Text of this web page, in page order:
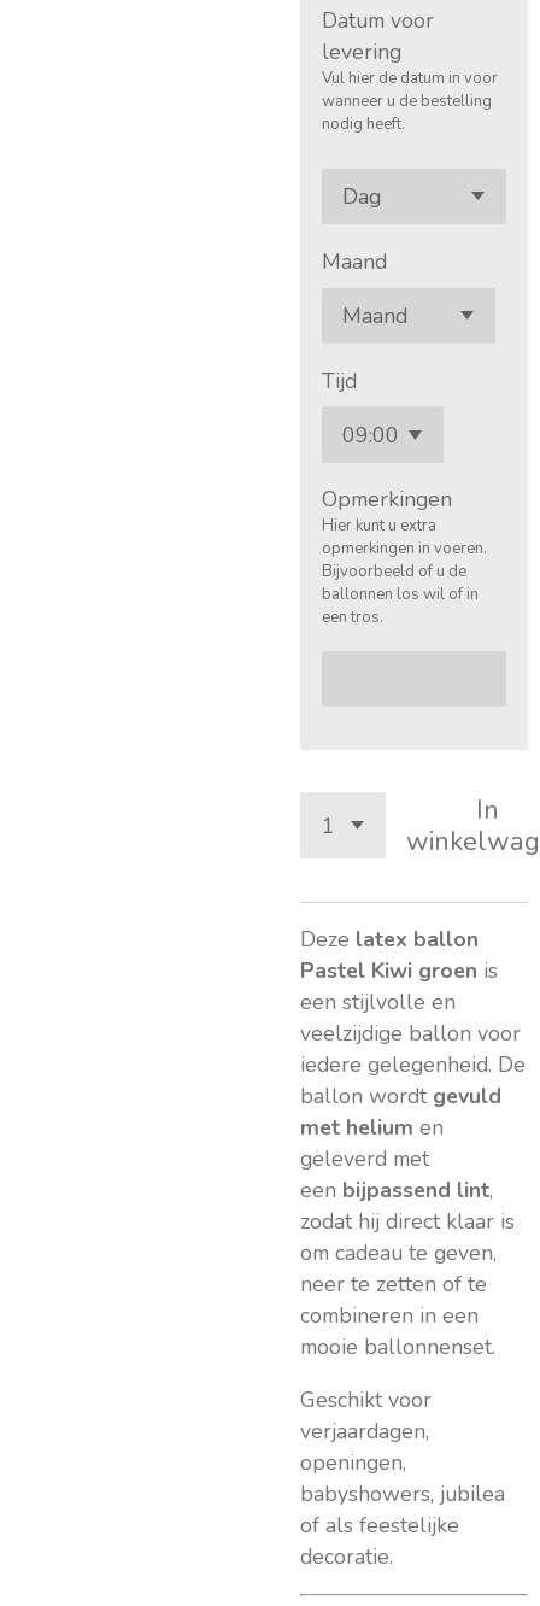
Datum voor
levering
Vul hier de datum in voor
wanneer u de bestelling
nodig heeft.
Maand
Tijd
Opmerkingen
Hier kunt u extra
opmerkingen in voeren.
Bijvoorbeeld of u de
ballonnen los wil of in
een tros.
In
Deze latex ballon
Pastel Kiwi groen is
een stijlvolle en
veelzijdige ballon voor
iedere gelegenheid. De
ballon wordt gevuld
met helium en
geleverd met
een bijpassend lint,
zodat hij direct klaar is
om cadeau te geven,
neer te zetten of te
combineren in een
mooie ballonnenset.
Geschikt voor
verjaardagen,
openingen,
babyshowers, jubilea
of als feestelijke
decoratie.